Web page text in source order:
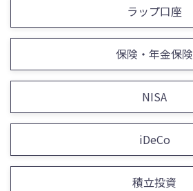
ラップ口座
保険・年金保険
NISA
iDeCo
積立投資